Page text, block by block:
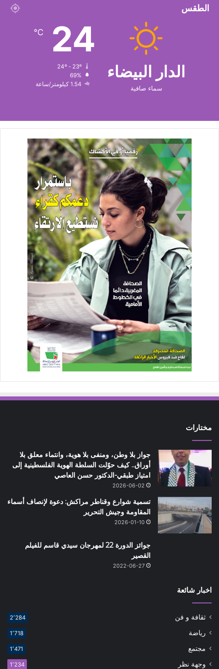
الطقس
الدار البيضاء
سماء صافية
24
℃
69%
1.54 كيلومتر/ساعة
مختارات
جواز بلا وطن، ومنفى بلا هوية، وانتماء معلق بلا
أوراق.. كيف حوّلت السلطة الهوية الفلسطينية إلى
امتياز طبقي-الدكتور حسن العاصي
2026-06-02
تسمية شوارع وقناطر مراكش: دعوة لإنصاف أسماء
المقاومة وجيش التحرير
2026-01-10
جوائز الدورة 22 لمهرجان سيدي قاسم للفيلم
القصير
2022-06-27
اخبار شائعة
ثقافة و فن 2٬284
رياضة 1٬718
مجتمع 1٬471
وجهة نظر 1٬234